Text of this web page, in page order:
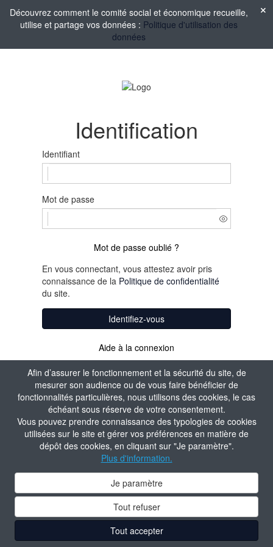
Afin d’assurer le fonctionnement et la sécurité du site, de
mesurer son audience ou de vous faire bénéficier de
fonctionnalités particulières, nous utilisons des cookies, le cas
échéant sous réserve de votre consentement.
Vous pouvez prendre connaissance des typologies de cookies
utilisées sur le site et gérer vos préférences en matière de
dépôt des cookies, en cliquant sur "Je paramètre".
Plus d'information.
Je paramètre
Tout refuser
Tout accepter
Découvrez comment le comité social et économique recueille,
utilise et partage vos données : Politique d'utilisation des
données
Identification
Identifiant
Mot de passe
Mot de passe oublié ?
En vous connectant, vous attestez avoir pris
connaissance de la Politique de confidentialité
du site.
Identifiez-vous
Aide à la connexion